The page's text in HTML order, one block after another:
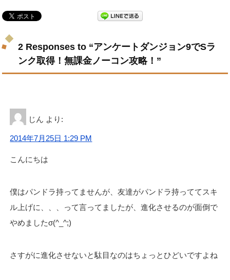
2 Responses to “アンケートダンジョン9でSラ
ンク取得！無課金ノーコン攻略！”
じん より:
2014年7月25日 1:29 PM
こんにちは
僕はパンドラ持ってませんが、友達がパンドラ持っててスキ
ル上げに、、、って言ってましたが、進化させるのが面倒で
やめましたσ(^_^;)
さすがに進化させないと駄目なのはちょっとひどいですよね